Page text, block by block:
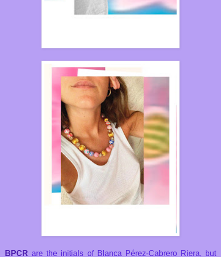
BPCRare the initials of Blanca Pérez-Cabrero Riera, but